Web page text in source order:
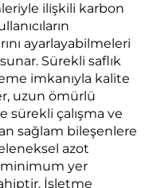
ilişkili karbon
ayarlayabilmeleri
Sürekli saflık
imkanıyla kalite
uzun ömürlü
sürekli çalışma ve
sağlam bileşenlere
azot
minimum yer
İşletme